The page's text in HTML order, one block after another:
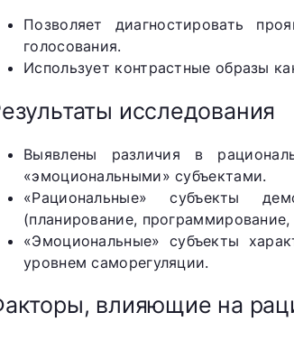
Позволяет диагностировать
голосования.
Использует контрастные образы
исследования
Выявлены различия в
«эмоциональными» субъектами.
«Рациональные» субъекты
(планирование,
«Эмоциональные» субъекты
уровнем саморегуляции.
влияющие на